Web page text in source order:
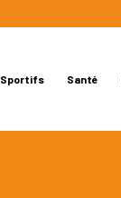
Sportifs Santé